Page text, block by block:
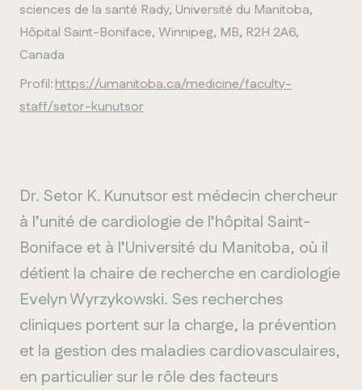
sciences de la santé Rady, Université du Manitoba,
Hôpital Saint-Boniface, Winnipeg, MB, R2H 2A6,
Canada
Profil:https://umanitoba.ca/medicine/faculty-
staff/setor-kunutsor
Dr. Setor K. Kunutsor est médecin chercheur
à l’unité de cardiologie de l’hôpital Saint-
Boniface et à l’Université du Manitoba, où il
détient la chaire de recherche en cardiologie
Evelyn Wyrzykowski. Ses recherches
cliniques portent sur la charge, la prévention
et la gestion des maladies cardiovasculaires,
en particulier sur le rôle des facteurs